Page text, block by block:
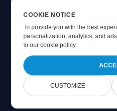
COOKIE NOTICE
To provide you with the best
personalization, analytics, and
toour cookie policy.
CUSTOMIZE